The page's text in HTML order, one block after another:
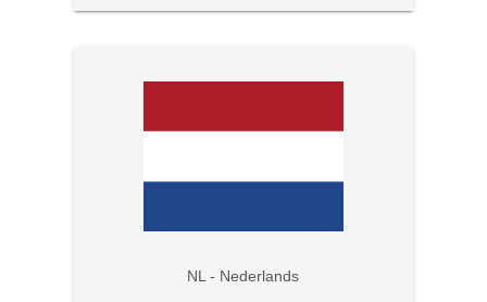
NL - Nederlands